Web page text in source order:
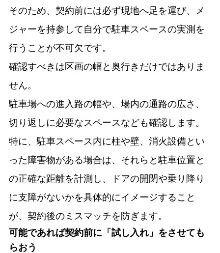
そのため、契約前には必ず現地へ足を運び、メ
ジャーを持参して自分で駐車スペースの実測を
行うことが不可欠です。
確認すべきは区画の幅と奥行きだけではありま
せん。
駐車場への進入路の幅や、場内の通路の広さ、
切り返しに必要なスペースなども確認します。
特に、駐車スペース内に柱や壁、消火設備とい
った障害物がある場合は、それらと駐車位置と
の正確な距離を計測し、ドアの開閉や乗り降り
に支障がないかを具体的にイメージすること
が、契約後のミスマッチを防ぎます。
可能であれば契約前に「試し入れ」をさせても
らおう